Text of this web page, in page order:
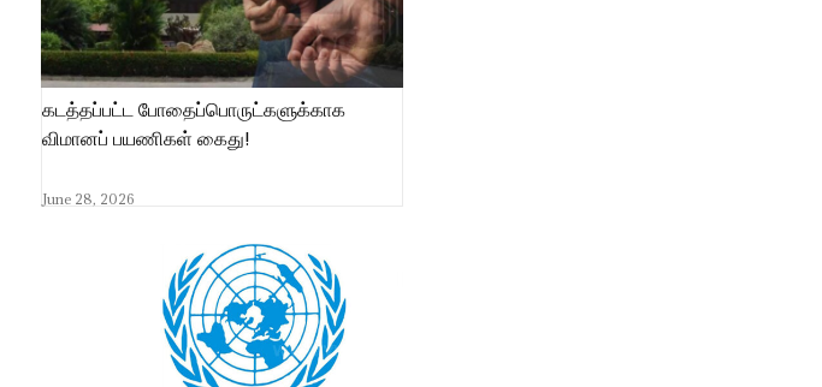
கடத்தப்பட்ட போதைப்பொருட்களுக்காக
விமானப் பயணிகள் கைது!
June 28, 2026